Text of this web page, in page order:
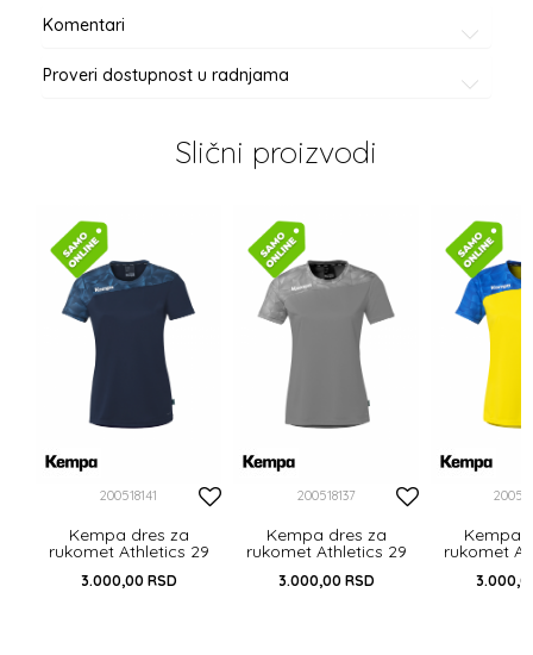
Komentari
Proveri dostupnost u radnjama
Slični proizvodi
200518141
Kempa dres za
rukomet Athletics 29
3.000,00 RSD
200518137
Kempa dres za
rukomet Athletics 29
3.000,00 RSD
Kempa
rukomet